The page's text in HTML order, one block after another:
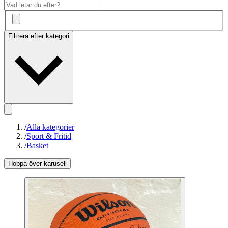
Filtrera efter kategori
/Alla kategorier
/Sport & Fritid
/Basket
Hoppa över karusell